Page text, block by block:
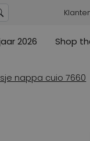
2026
Shop
nappa cuio 7660